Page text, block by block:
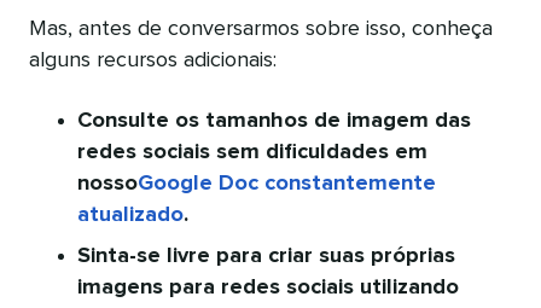
Mas, antes de conversarmos sobre isso, conheça
alguns recursos adicionais:
Consulte os tamanhos de imagem das
redes sociais sem dificuldades em
nossoGoogle Doc constantemente
atualizado.
Sinta-se livre para criar suas próprias
imagens para redes sociais utilizando